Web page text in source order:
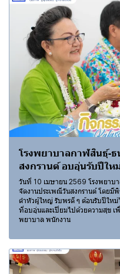
โรงพยาบาลกาฬสินธุ์-
สงกรานต์ อบอุ่นรับปีให
วันที่ 10 เมษายน 2569 โรงพยาบ
จัดงานประเพณีวันสงกรานต์ โดยมี
ดำหัวผู้ใหญ่ รับพรดี ๆ ต้อนรับปีใหม่
ที่อบอุ่นและเปี่ยมไปด้วยความสุข
พยาบาล พนักงาน